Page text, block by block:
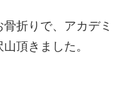
折りで、アカデミ
頂きました。